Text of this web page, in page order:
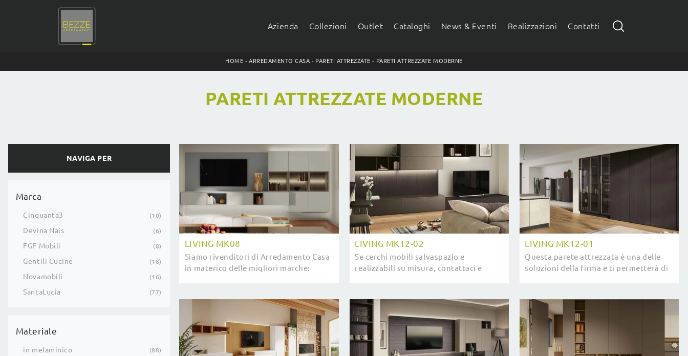
Azienda Collezioni Outlet Cataloghi News & Eventi Realizzazioni Contatti
HOME -ARREDAMENTO CASA - PARETI ATTREZZATE - PARETI ATTREZZATE MODERNE
PARETI ATTREZZATE MODERNE
NAVIGA PER
Marca
Cinquanta3 10
Devina Nais 6
FGF Mobili 8
Gentili Cucine 18
Novamobili 16
SantaLucia 77
Materiale
in melaminico 88
LIVING MK08
Siamo rivenditori di Arredamento Casa
in materico delle migliori marche:
LIVING MK12-02
Se cerchi mobili salvaspazio e
realizzabili su misura, contattaci e
LIVING MK12-01
Questa parete attrezzata è una delle
soluzioni della firma e ti permetterà di